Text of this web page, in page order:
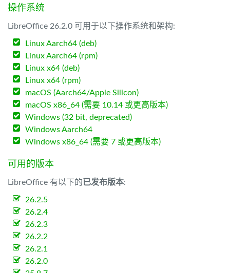
操作系统
LibreOffice 26.2.0 可用于以下操作系统和架构:
Linux Aarch64 (deb)
Linux Aarch64 (rpm)
Linux x64 (deb)
Linux x64 (rpm)
macOS (Aarch64/Apple Silicon)
macOS x86_64 (需要 10.14 或更高版本)
Windows (32 bit, deprecated)
Windows Aarch64
Windows x86_64 (需要 7 或更高版本)
可用的版本
LibreOffice 有以下的已发布版本:
26.2.5
26.2.4
26.2.3
26.2.2
26.2.1
26.2.0